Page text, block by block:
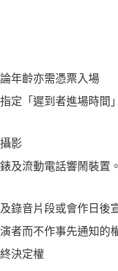
年齡亦需憑票入場
定「遲到者進場時間
影
及流動電話響鬧裝置
錄音片段或會作日後
者而不作事先通知的
決定權